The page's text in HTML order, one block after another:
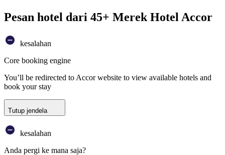
Pesan hotel dari 45+ Merek Hotel Accor
kesalahan
Core booking engine
You’ll be redirected to Accor website to view available hotels and
book your stay
Tutup jendela
kesalahan
Anda pergi ke mana saja?